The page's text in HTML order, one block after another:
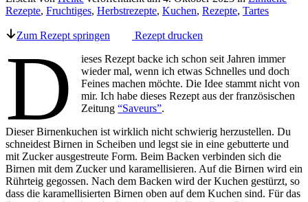
Rezepte, Fruchtiges, Herbstrezepte, Kuchen, Rezepte, Tartes
Zum Rezept springen Rezept drucken
D
ieses Rezept backe ich schon seit Jahren immer
wieder mal, wenn ich etwas Schnelles und doch
Feines machen möchte. Die Idee stammt nicht von
mir. Ich habe dieses Rezept aus der französischen
Zeitung“Saveurs”.
Dieser Birnenkuchen ist wirklich nicht schwierig herzustellen. Du
schneidest Birnen in Scheiben und legst sie in eine gebutterte und
mit Zucker ausgestreute Form. Beim Backen verbinden sich die
Birnen mit dem Zucker und karamellisieren. Auf die Birnen wird ein
Rührteig gegossen. Nach dem Backen wird der Kuchen gestürzt, so
dass die karamellisierten Birnen oben auf dem Kuchen sind. Für das